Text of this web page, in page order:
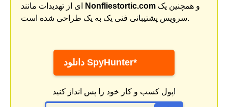
Nonfliestortic.com
سرویس پشتیبانی فنی یک به یک طراحی شده است.
دانلود SpyHunter*
پول کسب و کار خود را پس انداز کنید!